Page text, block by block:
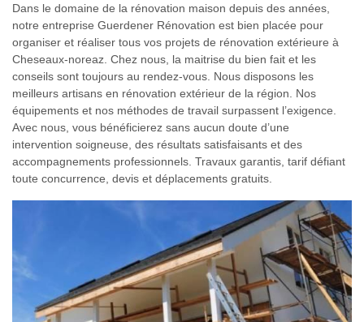
Dans le domaine de la rénovation maison depuis des années,
notre entreprise Guerdener Rénovation est bien placée pour
organiser et réaliser tous vos projets de rénovation extérieure à
Cheseaux-noreaz. Chez nous, la maitrise du bien fait et les
conseils sont toujours au rendez-vous. Nous disposons les
meilleurs artisans en rénovation extérieur de la région. Nos
équipements et nos méthodes de travail surpassent l’exigence.
Avec nous, vous bénéficierez sans aucun doute d’une
intervention soigneuse, des résultats satisfaisants et des
accompagnements professionnels. Travaux garantis, tarif défiant
toute concurrence, devis et déplacements gratuits.